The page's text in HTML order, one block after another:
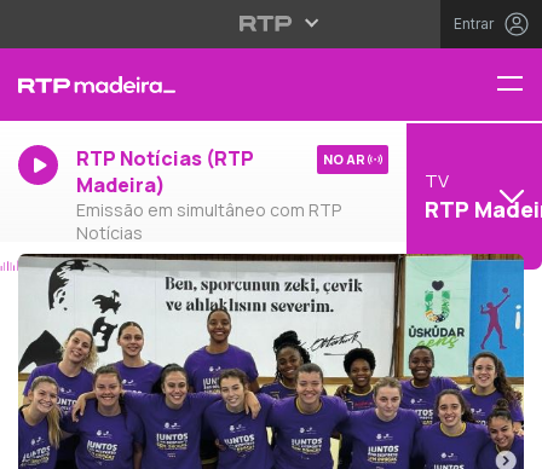
Entrar
RTP Notícias (RTP
Madeira)
Emissão em simultâneo com RTP
Notícias
NO AR
TV
RTP